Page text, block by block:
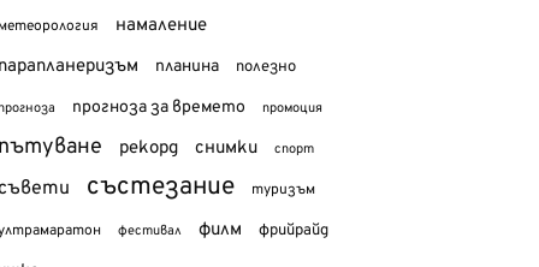
намаление
планина полезно
прогноза за времето промоция
рекорд снимки спорт
състезание туризъм
фестивал филм фрийрайд